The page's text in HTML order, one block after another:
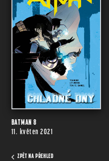
BATMAN 8
11. květen 2021
ZPĚT NA PŘEHLED